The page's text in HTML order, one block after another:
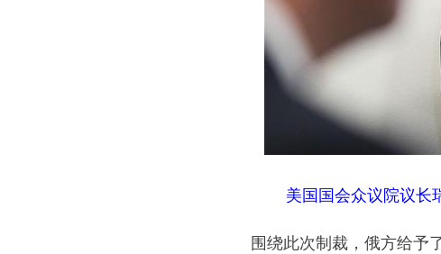
美国国会众议院议长
围绕此次制裁，俄方给予了